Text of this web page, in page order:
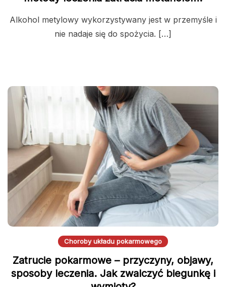
Alkohol metylowy wykorzystywany jest w przemyśle i
nie nadaje się do spożycia. […]
Choroby układu pokarmowego
Zatrucie pokarmowe – przyczyny, objawy,
sposoby leczenia. Jak zwalczyć biegunkę i